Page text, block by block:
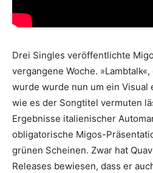
Drei Singles veröffentlichte
vergangene Woche.
wurde wurde nun um ein
wie es der Songtitel vermuten
Ergebnisse italienischer
obligatorische Migos-
grünen Scheinen. Zwar hat
Releases bewiesen, dass er